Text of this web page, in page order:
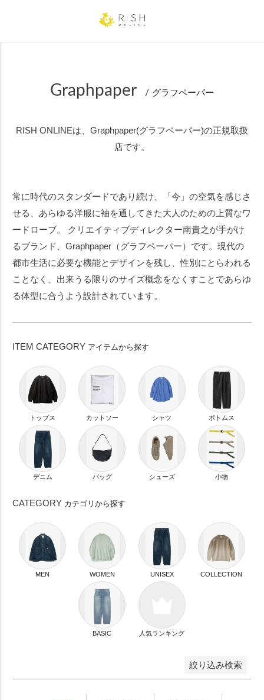
Graphpaper グラフペーパー
RISH ONLINEは、Graphpaper(グラフペーパー)の正規取扱
店です。
常に時代のスタンダードであり続け、「今」の空気を感じさ
せる、あらゆる洋服に袖を通してきた大人のための上質なワ
ードローブ。 クリエイティブディレクター南貴之が手がけ
るブランド、Graphpaper（グラフペーパー）です。現代の
都市生活に必要な機能とデザインを残し、性別にとらわれる
ことなく、出来うる限りのサイズ概念をなくすことであらゆ
る体型に合うよう設計されています。
ITEM CATEGORY アイテムから探す
トップス カットソー シャツ ボトムス
デニム バッグ シューズ 小物
CATEGORY カテゴリから探す
MEN WOMEN UNISEX COLLECTION
BASIC 人気ランキング
絞り込み検索
WOMEN
～XS
M L
XL ～
22.0cm
24.0cm
24.5cm
25.0cm
25.5cm
26.0cm
26.5cm
27.0cm
27.5cm 28.0cm
カラー
パープル ブルー ネイビー グリーン カーキ ブラウン
グレー ブラック ゴールド シルバー
円 〜
並び順
新着順
登録順
価格が安い順
価格が高い順
優先度順
キーワードヒット順
検索